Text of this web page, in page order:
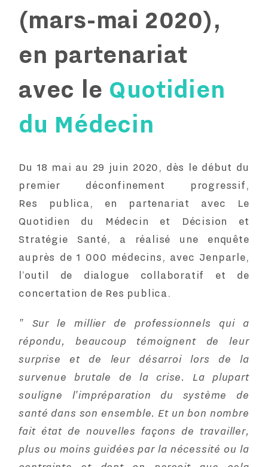
(mars-mai 2020),
en partenariat
avec le Quotidien
du Médecin
Du 18 mai au 29 juin 2020, dès le début du
premier déconfinement progressif,
Res publica, en partenariat avec Le
Quotidien du Médecin et
Décision et
Stratégie Santé, a réalisé une enquête
auprès de 1 000 médecins, avec Jenparle,
l’outil de dialogue collaboratif et de
concertation de Res publica.
" Sur le millier de professionnels qui a
répondu, beaucoup témoignent de leur
surprise et de leur désarroi lors de la
survenue brutale de la crise. La plupart
souligne l'impréparation du système de
santé dans son ensemble. Et un bon nombre
fait état de nouvelles façons de travailler,
plus ou moins guidées par la nécessité ou la